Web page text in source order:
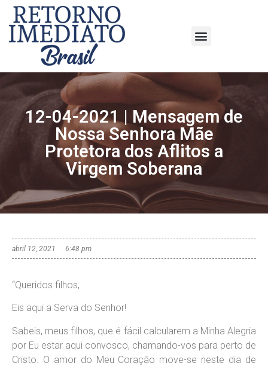
12-04-2021 | Mensagem de
Nossa Senhora Mãe
Protetora dos Aflitos a
Virgem Soberana
abril 12, 2021 6:48 pm
“Queridos filhos,
Eis aqui a Serva do Senhor!
Sabeis, meus filhos, que é fácil calcularem a Minha Alegria
por Eu estar aqui convosco, chamando-vos para perto de
Cristo. O amor do Meu Coração move-se neste dia de